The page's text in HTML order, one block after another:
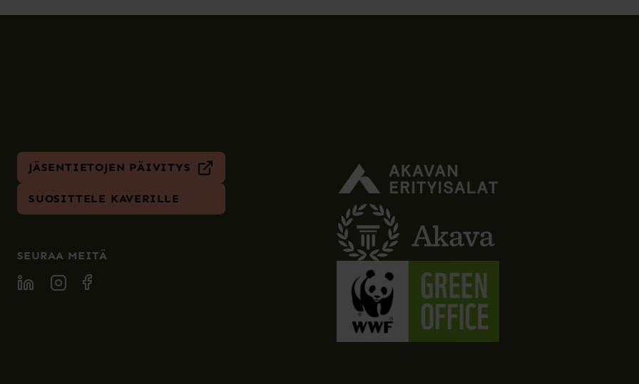
JÄSENTIETOJEN PÄIVITYS
SUOSITTELE KAVERILLE
SEURAA MEITÄ
SPECIA LINKEDIN
SPECIA INSTAGRAM
SPECIA FACEBOOK